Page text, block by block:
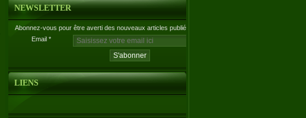
NEWSLETTER
Abonnez-vous pour être averti des nouveaux articles publiés.
Email
LIENS